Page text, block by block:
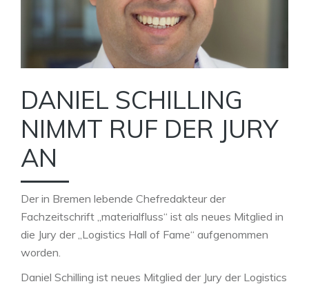
DANIEL SCHILLING
NIMMT RUF DER JURY
AN
Der in Bremen lebende Chefredakteur der
Fachzeitschrift „materialfluss“ ist als neues Mitglied in
die Jury der „Logistics Hall of Fame“ aufgenommen
worden.
Daniel Schilling ist neues Mitglied der Jury der Logistics